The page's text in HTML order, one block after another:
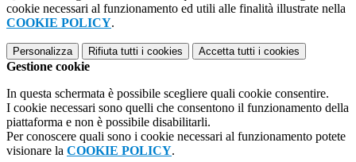
cookie necessari al funzionamento ed utili alle finalità illustrate nella
COOKIE POLICY.
Personalizza Rifiuta tutti i cookies Accetta tutti i cookies
Gestione cookie
In questa schermata è possibile scegliere quali cookie consentire.
I cookie necessari sono quelli che consentono il funzionamento della
piattaforma e non è possibile disabilitarli.
Per conoscere quali sono i cookie necessari al funzionamento potete
visionare la COOKIE POLICY.